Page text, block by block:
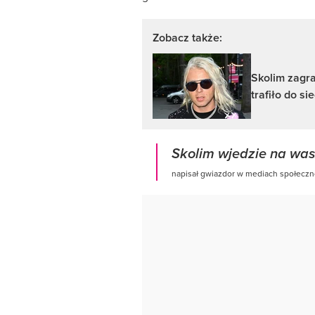
Zobacz także:
Skolim
trafiło do
Skolim wjedzie na
napisał gwiazdor w mediach